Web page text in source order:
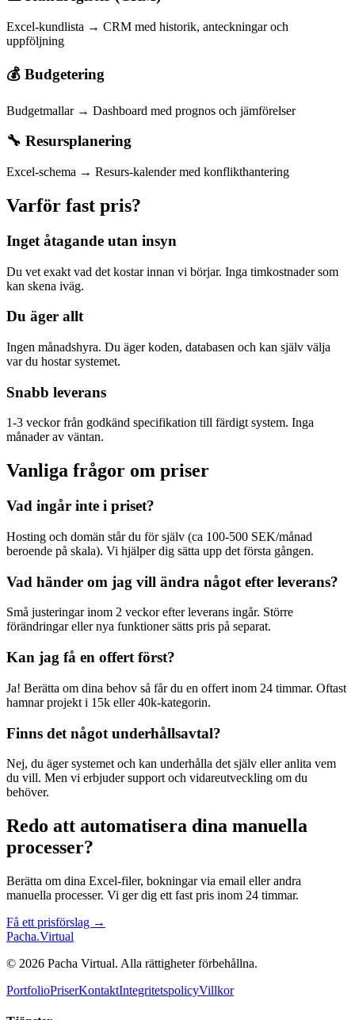
Excel-kundlista → CRM med historik, anteckningar och
uppföljning
💰 Budgetering
Budgetmallar → Dashboard med prognos och jämförelser
🔧 Resursplanering
Excel-schema → Resurs-kalender med konflikthantering
Varför fast pris?
Inget åtagande utan insyn
Du vet exakt vad det kostar innan vi börjar. Inga timkostnader som
kan skena iväg.
Du äger allt
Ingen månadshyra. Du äger koden, databasen och kan själv välja
var du hostar systemet.
Snabb leverans
1-3 veckor från godkänd specifikation till färdigt system. Inga
månader av väntan.
Vanliga frågor om priser
Vad ingår inte i priset?
Hosting och domän står du för själv (ca 100-500 SEK/månad
beroende på skala). Vi hjälper dig sätta upp det första gången.
Vad händer om jag vill ändra något efter leverans?
Små justeringar inom 2 veckor efter leverans ingår. Större
förändringar eller nya funktioner sätts pris på separat.
Kan jag få en offert först?
Ja! Berätta om dina behov så får du en offert inom 24 timmar. Oftast
hamnar projekt i 15k eller 40k-kategorin.
Finns det något underhållsavtal?
Nej, du äger systemet och kan underhålla det själv eller anlita vem
du vill. Men vi erbjuder support och vidareutveckling om du
behöver.
Redo att automatisera dina manuella
processer?
Berätta om dina Excel-filer, bokningar via email eller andra
manuella processer. Vi ger dig ett fast pris inom 24 timmar.
Få ett prisförslag →
Pacha.Virtual
© 2026 Pacha Virtual. Alla rättigheter förbehållna.
PortfolioPriserKontaktIntegritetspolicyVillkor